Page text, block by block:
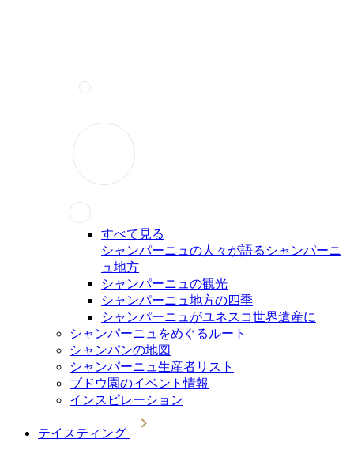
すべて見る
シャンパーニュの人々が語るシャンパーニ
ュ地方
シャンパーニュの観光
シャンパーニュ地方の四季
シャンパーニュがユネスコ世界遺産に
シャンパーニュをめぐるルート
シャンパンの地図
シャンパーニュ生産者リスト
ブドウ園のイベント情報
インスピレーション
テイスティング